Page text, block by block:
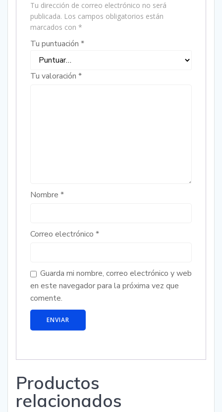
Tu dirección de correo electrónico no será
publicada. Los campos obligatorios están
marcados con *
Tu puntuación *
Tu valoración *
Nombre *
Correo electrónico *
Guarda mi nombre, correo electrónico y web
en este navegador para la próxima vez que
comente.
Productos
relacionados